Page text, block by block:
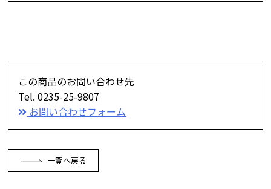
この商品のお問い合わせ先
Tel. 0235-25-9807
お問い合わせフォーム
一覧へ戻る